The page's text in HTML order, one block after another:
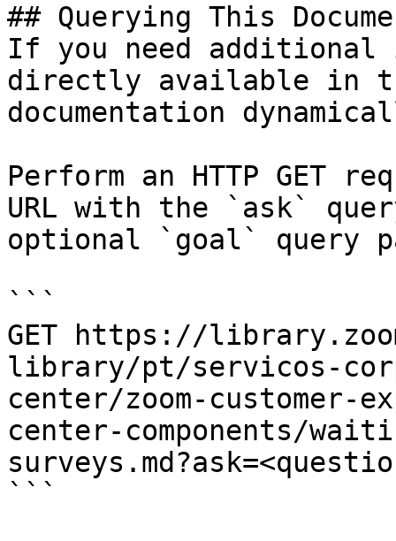
## Querying This
If you need
directly available in
documentation
Perform an HTTP GET
URL with the `ask`
optional `goal` query
```
GET https://
library/pt/servicos-
center/zoom-customer-
center-components/
```